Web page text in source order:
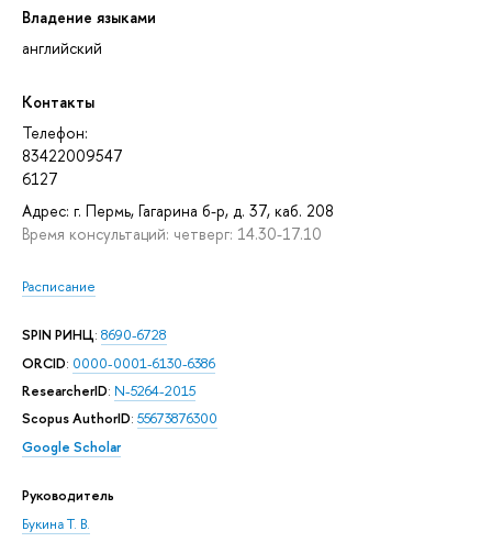
Владение языками
английский
Контакты
Телефон:
83422009547
6127
Адрес: г. Пермь, Гагарина б-р, д. 37, каб. 208
Время консультаций: четверг: 14.30-17.10
Расписание
SPIN РИНЦ: 8690-6728
ORCID: 0000-0001-6130-6386
ResearcherID: N-5264-2015
Scopus AuthorID: 55673876300
Google Scholar
Руководитель
Букина Т. В.